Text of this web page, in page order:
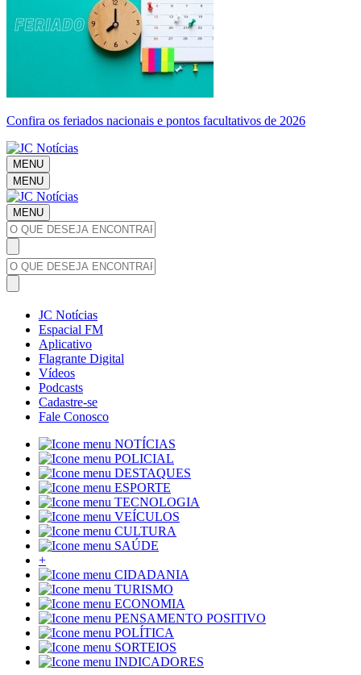
Confira os feriados nacionais e pontos facultativos de 2026
MENU
MENU
MENU
JC Notícias
Espacial FM
Aplicativo
Flagrante Digital
Vídeos
Podcasts
Cadastre-se
Fale Conosco
NOTÍCIAS
POLICIAL
DESTAQUES
ESPORTE
TECNOLOGIA
VEÍCULOS
CULTURA
SAÚDE
+
CIDADANIA
TURISMO
ECONOMIA
PENSAMENTO POSITIVO
POLÍTICA
SORTEIOS
INDICADORES